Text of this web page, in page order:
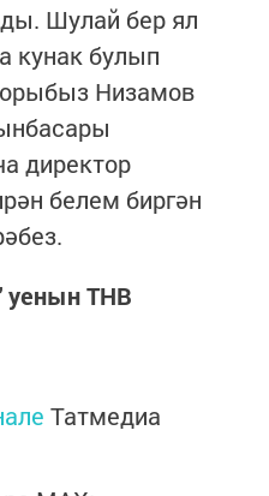
Шулай бер ял
кунак булып
Низамов
директор
белем биргән
ТНВ
Татмедиа